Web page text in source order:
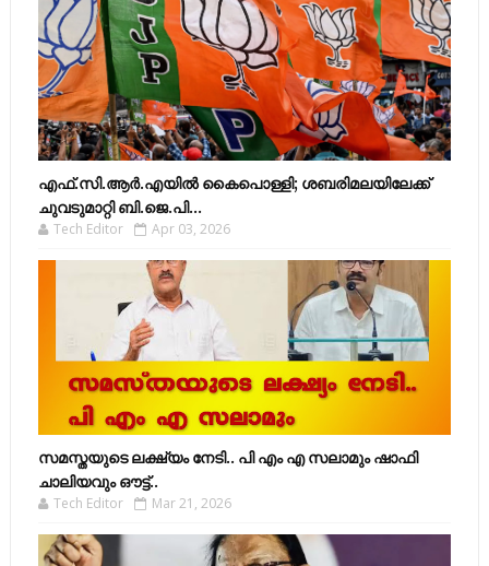
എഫ്​.സി.ആർ.എയിൽ കൈപൊള്ളി; ശബരിമലയിലേക്ക്​
ചുവടുമാറ്റി ബി.ജെ.പി...
Tech Editor Apr 03, 2026
സമസ്തയുടെ ലക്ഷ്യം നേടി.. പി എം എ സലാമും ഷാഫി
ചാലിയവും ഔട്ട്..
Tech Editor Mar 21, 2026